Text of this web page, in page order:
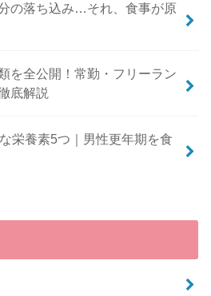
の落ち込み…それ、食事が原
を全公開！常勤・フリーラン
底解説
栄養素5つ｜男性更年期を食